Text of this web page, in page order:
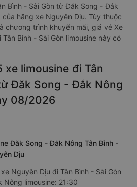
Bình - Sài Gòn từ Đăk Song - Đắk
hãng xe Nguyên Dịu. Tùy thuộc
chương trình khuyến mãi, giá vé Xe
Bình - Sài Gòn limousine này có
xe limousine đi Tân
Đăk Song - Đắk Nông
08/2026
Đăk Song - Đắk Nông Tân Bình -
Dịu
Nguyên Dịu đi Tân Bình - Sài Gòn
limousine: 21:30